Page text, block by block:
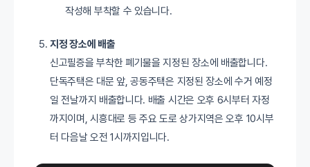
작성해 부착할 수 있습니다.
지정 장소에 배출
신고필증을 부착한 폐기물을 지정된 장소에 배출합니다.
단독주택은 대문 앞, 공동주택은 지정된 장소에 수거 예정
일 전날까지 배출합니다. 배출 시간은 오후 6시부터 자정
까지이며, 시흥대로 등 주요 도로 상가지역은 오후 10시부
터 다음날 오전 1시까지입니다.